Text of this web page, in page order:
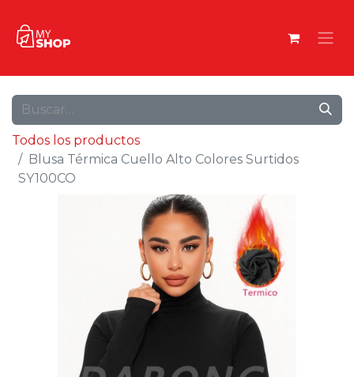
Todos los productos
Blusa Térmica Cuello Alto Colores Surtidos
SY100CO